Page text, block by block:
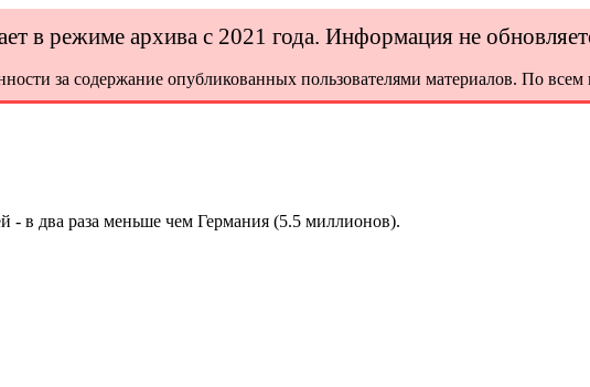
в режиме архива с 2021 года. Информация не
за содержание опубликованных пользователями материалов. По
в два раза меньше чем Германия (5.5 миллионов).